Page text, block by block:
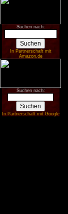
Suchen nach:
In Partnerschaft mit
Amazon.de
Suchen nach:
In Partnerschaft mit Google